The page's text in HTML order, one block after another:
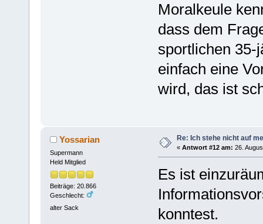
Moralkeule
dass dem
sportlichen 35-
einfach eine
wird, das ist
Yossarian
Supermann
Held Mitglied
Beiträge: 20.866
Geschlecht:
alter Sack
Re: Ich stehe nicht auf
« Antwort #12 am: 26.
Es ist
konntest.